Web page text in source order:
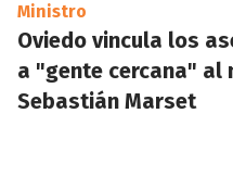
Ministro
Oviedo vincula los
a "gente cercana" al
Sebastián Marset